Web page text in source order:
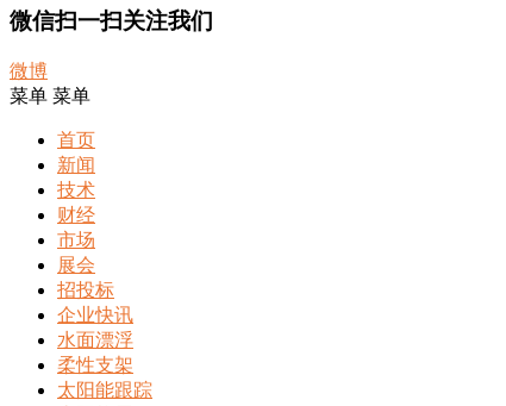
微信扫一扫关注我们
微博
菜单 菜单
首页
新闻
技术
财经
市场
展会
招投标
企业快讯
水面漂浮
柔性支架
太阳能跟踪